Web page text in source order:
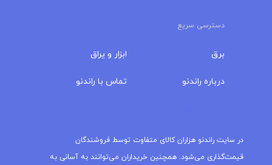
دسترسی سریع
برق
درباره‌ راندنو
ابزار و یراق
تماس با راندنو
در سایت راندنو هزاران کالای متفاوت توسط فروشندگان
قیمت‌گذاری می‌شود. همچنین خریداران می‌توانند به آسانی به